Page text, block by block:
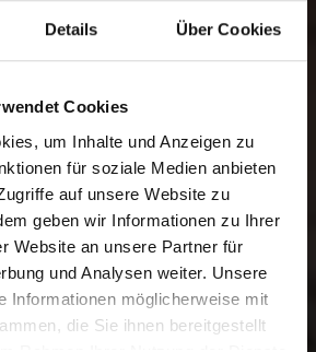
Details Über Cookies
Cookies
um Inhalte und Anzeigen zu
für soziale Medien anbieten
auf unsere Website zu
geben wir Informationen zu Ihrer
Website an unsere Partner für
und Analysen weiter. Unsere
Informationen möglicherweise mit
die Sie ihnen bereitgestellt
gehen ran. Für Ihre
und Wünsche
ein offenes Ohr oder
Ihnen lieber ist. Wir
Ihre Kontaktaufnahme und